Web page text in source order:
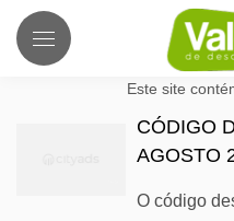
Este site
CÓDIGO
AGOSTO
O código